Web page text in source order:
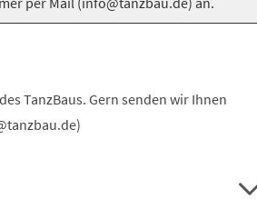
TanzBaus. Gern senden wir Ihnen